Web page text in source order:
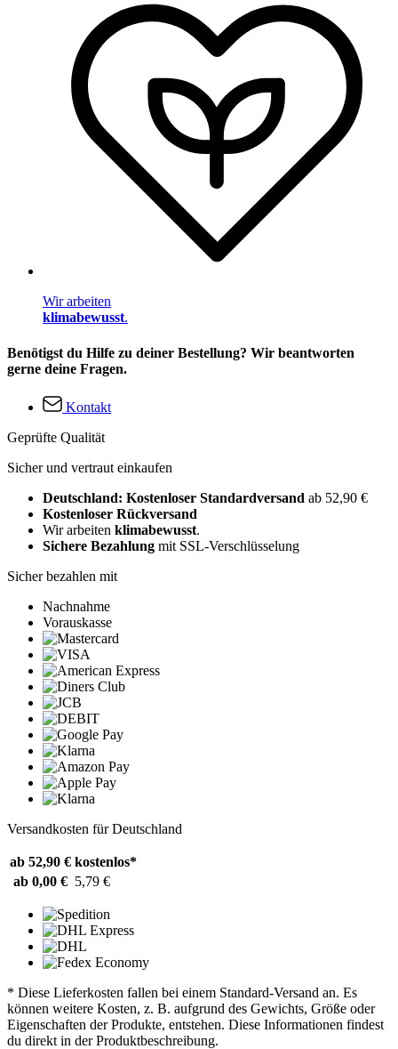
Wir arbeiten
klimabewusst.
Benötigst du Hilfe zu deiner Bestellung? Wir beantworten
gerne deine Fragen.
Kontakt
Geprüfte Qualität
Sicher und vertraut einkaufen
Deutschland: Kostenloser Standardversand ab 52,90 €
Kostenloser Rückversand
Wir arbeiten klimabewusst.
Sichere Bezahlung mit SSL-Verschlüsselung
Sicher bezahlen mit
Nachnahme
Vorauskasse
Versandkosten für Deutschland
ab 52,90 € kostenlos*
ab 0,00 € 5,79 €
* Diese Lieferkosten fallen bei einem Standard-Versand an. Es
können weitere Kosten, z. B. aufgrund des Gewichts, Größe oder
Eigenschaften der Produkte, entstehen. Diese Informationen findest
du direkt in der Produktbeschreibung.